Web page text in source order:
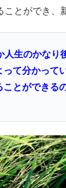
とができ、
人生のかなり
って分かって
とができる